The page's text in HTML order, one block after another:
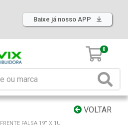
Baixe já nosso APP
0
VOLTAR
FRENTE FALSA 19” X 1U